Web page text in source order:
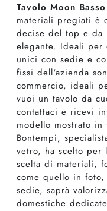
Tavolo Moon
materiali pregiati è
decise del top e da
elegante. Ideali per
unici con sedie e
fissi dell'azienda
commercio, ideali
vuoi un tavolo da
contattaci e ricevi
modello mostrato
Bontempi,
vetro, ha scelto per
scelta di materiali,
come quello in
sedie, saprà
domestiche